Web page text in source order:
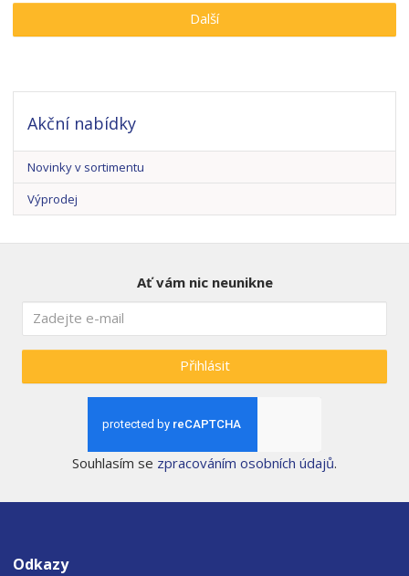
Další
Akční nabídky
Novinky v sortimentu
Výprodej
Ať vám nic neunikne
Přihlásit
Souhlasím se zpracováním osobních údajů.
Odkazy